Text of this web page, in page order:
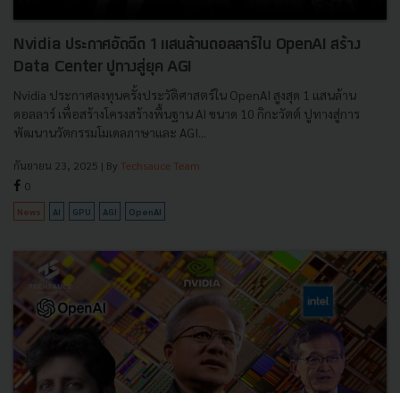
Nvidia ประกาศอัดฉีด 1 แสนล้านดอลลาร์ใน OpenAI สร้าง
Data Center ปูทางสู่ยุค AGI
Nvidia ประกาศลงทุนครั้งประวัติศาสตร์ใน OpenAI สูงสุด 1 แสนล้าน
ดอลลาร์ เพื่อสร้างโครงสร้างพื้นฐาน AI ขนาด 10 กิกะวัตต์ ปูทางสู่การ
พัฒนานวัตกรรมโมเดลภาษาและ AGI...
กันยายน 23, 2025 | By Techsauce Team
0
News AI GPU AGI OpenAI